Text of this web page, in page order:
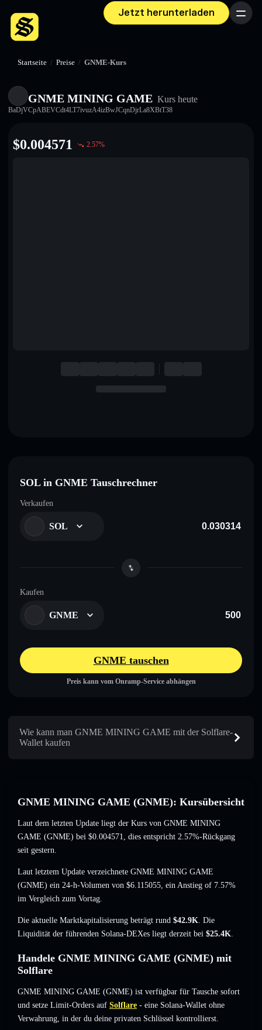
Jetzt herunterladen Menü
Startseite / Preise / GNME-Kurs
GNME MINING GAME Kurs heute
BaDjVCpABEVCdt4LT7ivuzA4izBwJCqnDjrLa8XBtT38
$0.004571 2.57%
SOL in GNME Tauschrechner
Verkaufen
SOL
Kaufen
GNME
GNME tauschen
Preis kann vom Onramp-Service abhängen
Wie kann man GNME MINING GAME mit der Solflare-
Wallet kaufen
GNME MINING GAME (GNME): Kursübersicht
Laut dem letzten Update liegt der Kurs von GNME MINING
GAME (GNME) bei $0.004571, dies entspricht 2.57%-Rückgang
seit gestern.
Laut letztem Update verzeichnete GNME MINING GAME
(GNME) ein 24-h-Volumen von $6.115055, ein Anstieg of 7.57%
im Vergleich zum Vortag.
Die aktuelle Marktkapitalisierung beträgt rund $42.9K. Die
Liquidität der führenden Solana-DEXes liegt derzeit bei $25.4K.
Handele GNME MINING GAME (GNME) mit
Solflare
GNME MINING GAME (GNME) ist verfügbar für Tausche sofort
und setze Limit-Orders auf Solflare - eine Solana-Wallet ohne
Verwahrung, in der du deine privaten Schlüssel kontrollierst.